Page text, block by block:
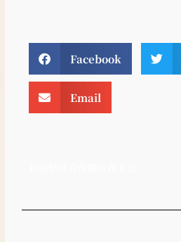
Facebook
Email